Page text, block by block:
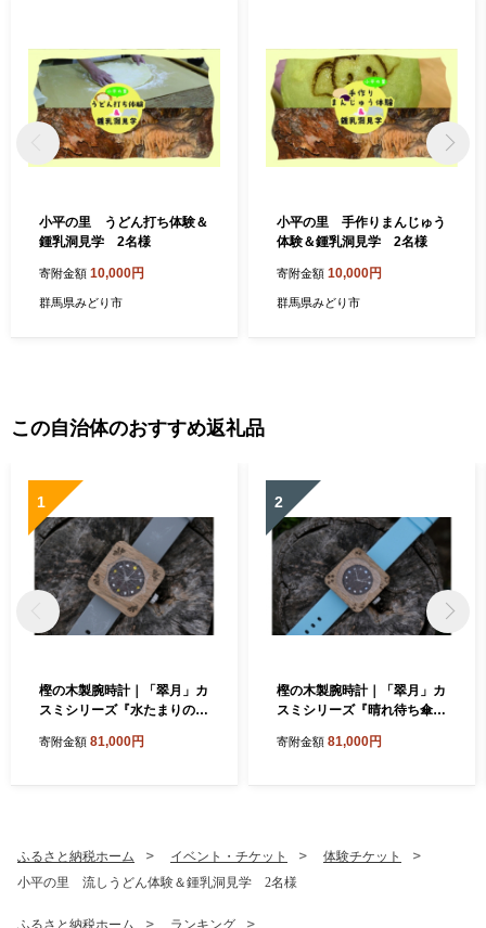
小平の里 うどん打ち体験＆
鍾乳洞見学 2名様
寄附金額 10,000円
群馬県みどり市
小平の里 手作りまんじゅう
体験＆鍾乳洞見学 2名様
寄附金額 10,000円
群馬県みどり市
この自治体のおすすめ返礼品
1
樫の木製腕時計｜「翠月」カ
スミシリーズ『水たまりの
寄附金額 81,000円
2
樫の木製腕時計｜「翠月」カ
スミシリーズ『晴れ待ち傘』
寄附金額 81,000円
ふるさと納税ホーム イベント・チケット
体験チケット
小平の里 流しうどん体験＆鍾乳洞見学 2名様
ふるさと納税ホーム ランキング